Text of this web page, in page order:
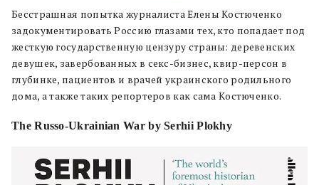
Бесстрашная попытка журналиста Елены Костюченко
задокументировать Россию глазами тех, кто попадает под
жесткую государственную цензуру страны: деревенских
девушек, завербованных в секс-бизнес, квир-персон в
глубинке, пациентов и врачей украинского родильного
дома, а также таких репортеров как сама Костюченко.
The Russo-Ukrainian War by Serhii Plokhy